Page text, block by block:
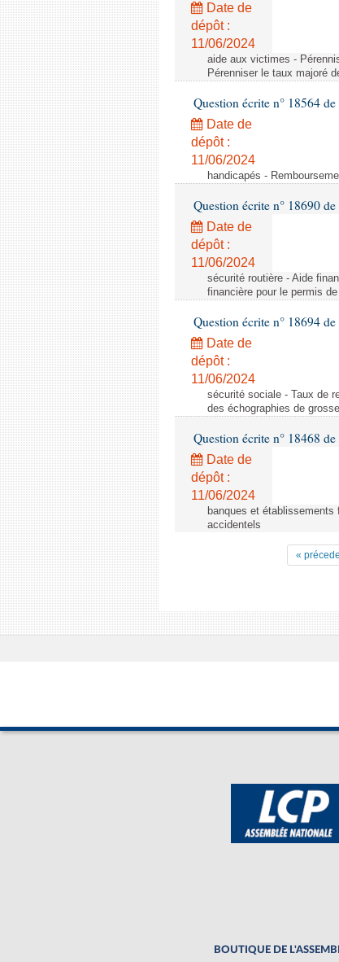
Date de
dépôt :
11/06/2024
aide aux victimes -
Pérenniser le taux majoré
Question écrite n° 18564
Date de
dépôt :
11/06/2024
handicapés -
Question écrite n° 18690
Date de
dépôt :
11/06/2024
sécurité routière - Aide
financière pour le permis
Question écrite n° 18694
Date de
dépôt :
11/06/2024
sécurité sociale - Taux de
des échographies de
Question écrite n° 18468
Date de
dépôt :
11/06/2024
banques et
accidentels
«
BOUTIQUE DE